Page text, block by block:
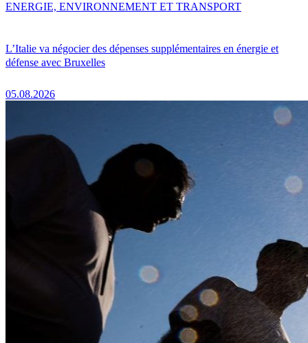
L’Italie va négocier des dépenses supplémentaires en énergie et
défense avec Bruxelles
05.08.2026
ENERGIE, ENVIRONNEMENT ET TRANSPORT